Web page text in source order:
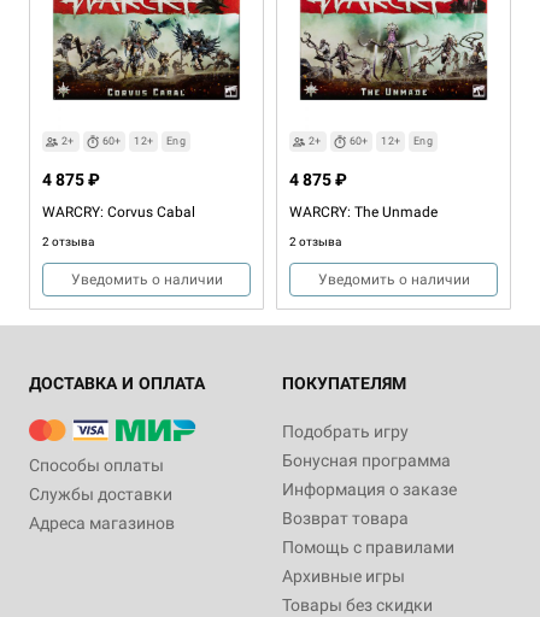
2+ 60+ 12+ Eng
WARCRY: Corvus Cabal
2 отзыва
4 875 ₽
Уведомить о наличии
2+ 60+ 12+ Eng
WARCRY: The Unmade
2 отзыва
4 875 ₽
Уведомить о наличии
2+ 60+ 12+ Eng 2+ 60+ 12+
7 875 ₽
ДОСТАВКА И ОПЛАТА
Способы оплаты
Службы доставки
Адреса магазинов
ПОКУПАТЕЛЯМ
Подобрать игру
Бонусная программа
Информация о заказе
Возврат товара
Помощь с правилами
Архивные игры
Товары без скидки